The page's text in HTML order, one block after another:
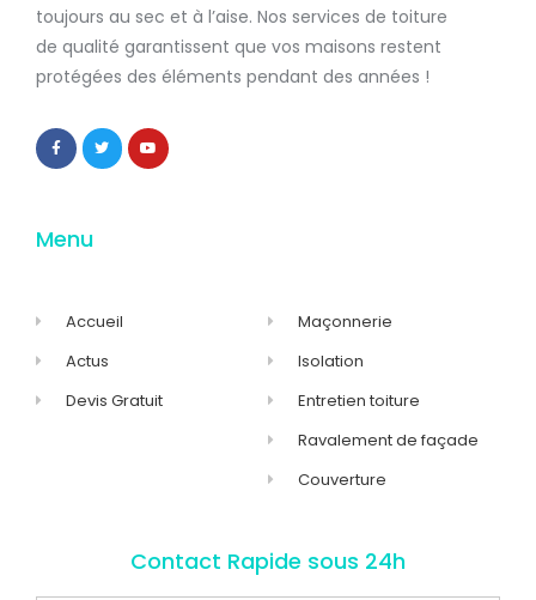
toujours au sec et à l’aise. Nos services de toiture
de qualité garantissent que vos maisons restent
protégées des éléments pendant des années !
Menu
Accueil
Actus
Devis Gratuit
Maçonnerie
Isolation
Entretien toiture
Ravalement de façade
Couverture
Contact Rapide sous 24h